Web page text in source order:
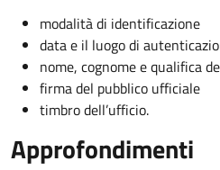
modalità di identificazione
data e il luogo di
nome, cognome e qualifica
firma del pubblico ufficiale
timbro dell’ufficio.
Approfondimenti